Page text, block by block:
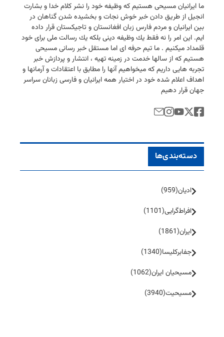
ما ایرانیان مسیحی هستیم كه وظیفه خود را نشر كلام خدا و بشارت
انجیل از طریق دادن خبر خوش نجات و بخشیده شدن گناهان در
بین ایرانیان و مردم فارس زبان افغانستان و تاجیكستان قرار داده
ایم. این امر را نه فقط یك وظیفه دینی بلكه یك رسالت ملی برای خود
قلمداد میكنیم . ما تیم حرفه ای اما مستقل خبر رسانی مسیحی
هستیم كه از سالها خدمت در زمینه تهیه ، انتشار و پردازش خبر
تجربه هایی داریم كه میخواهیم آنها را مطابق با اعتقادات و آرمانها و
اهداف اعلام شده خود در اختیار همه ایرانیان و فارسی زبانان سراسر
جهان قرار دهیم
دسته‌بندی‌ها
ادیان(959)
افراط‌گرایی(1101)
ایران(1861)
جفا‌بر‌کلیسا(1340)
مسیحیان ایران(1062)
مسیحیت(3940)